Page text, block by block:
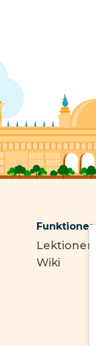
Funktioner
Lektioner
Wiki